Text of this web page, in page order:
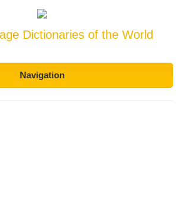
Dictionaries of the World
Navigation